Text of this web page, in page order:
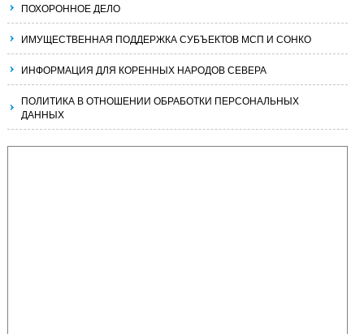
ПОХОРОННОЕ ДЕЛО
ИМУЩЕСТВЕННАЯ ПОДДЕРЖКА СУБЪЕКТОВ МСП И СОНКО
ИНФОРМАЦИЯ ДЛЯ КОРЕННЫХ НАРОДОВ СЕВЕРА
ПОЛИТИКА В ОТНОШЕНИИ ОБРАБОТКИ ПЕРСОНАЛЬНЫХ
ДАННЫХ